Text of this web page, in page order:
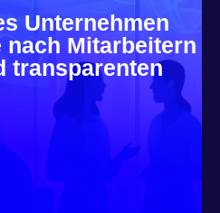
Unternehmen
nach Mitarbeitern
transparenten